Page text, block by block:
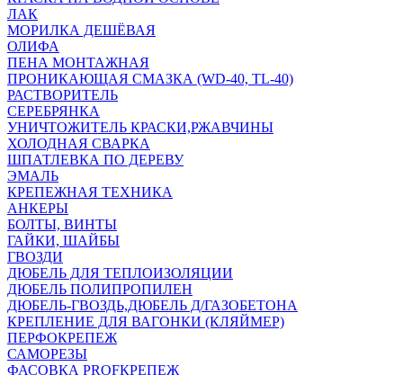
ЛАК
МОРИЛКА ДЕШЁВАЯ
ОЛИФА
ПЕНА МОНТАЖНАЯ
ПРОНИКАЮЩАЯ СМАЗКА (WD-40, TL-40)
РАСТВОРИТЕЛЬ
СЕРЕБРЯНКА
УНИЧТОЖИТЕЛЬ КРАСКИ,РЖАВЧИНЫ
ХОЛОДНАЯ СВАРКА
ШПАТЛЕВКА ПО ДЕРЕВУ
ЭМАЛЬ
КРЕПЕЖНАЯ ТЕХНИКА
АНКЕРЫ
БОЛТЫ, ВИНТЫ
ГАЙКИ, ШАЙБЫ
ГВОЗДИ
ДЮБЕЛЬ ДЛЯ ТЕПЛОИЗОЛЯЦИИ
ДЮБЕЛЬ ПОЛИПРОПИЛЕН
ДЮБЕЛЬ-ГВОЗДЬ,ДЮБЕЛЬ Д/ГАЗОБЕТОНА
КРЕПЛЕНИЕ ДЛЯ ВАГОНКИ (КЛЯЙМЕР)
ПЕРФОКРЕПЕЖ
САМОРЕЗЫ
ФАСОВКА PROFКРЕПЕЖ